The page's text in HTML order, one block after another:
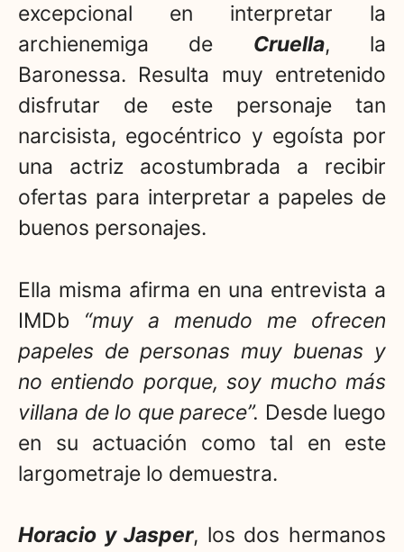
excepcional en interpretar la
archienemiga de Cruella, la
Baronessa. Resulta muy entretenido
disfrutar de este personaje tan
narcisista, egocéntrico y egoísta por
una actriz acostumbrada a recibir
ofertas para interpretar a papeles de
buenos personajes.
Ella misma afirma en una entrevista a
IMDb “muy a menudo me ofrecen
papeles de personas muy buenas y
no entiendo porque, soy mucho más
villana de lo que parece”. Desde luego
en su actuación como tal en este
largometraje lo demuestra.
Horacio y Jasper, los dos hermanos